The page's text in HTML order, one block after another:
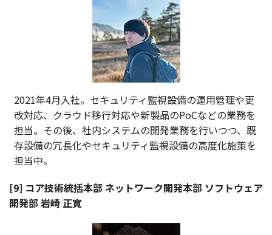
2021年4月入社。セキュリティ監視設備の運用管理や更
改対応、クラウド移行対応や新製品のPoCなどの業務を
担当。その後、社内システムの開発業務を行いつつ、既
存設備の冗長化やセキュリティ監視設備の高度化施策を
担当中。
[9] コア技術統括本部 ネットワーク開発本部 ソフトウェア
開発部 岩崎 正寛